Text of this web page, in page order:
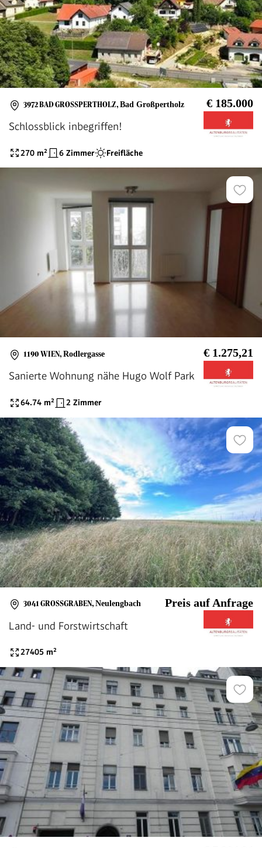
3972 BAD GROSSPERTHOLZ , Bad Großpertholz € 185.000
Schlossblick inbegriffen!
270 m² 6 Zimmer Freifläche
1190 WIEN, Rodlergasse € 1.275,21
Sanierte Wohnung nähe Hugo Wolf Park
64.74 m² 2 Zimmer
3041 GROSSGRABEN , Neulengbach Preis auf Anfrage
Land- und Forstwirtschaft
27405 m²